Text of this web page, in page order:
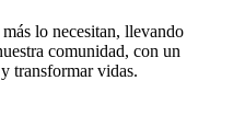
lo necesitan, llevando
comunidad, con un
transformar vidas.